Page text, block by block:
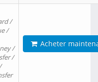
/
/
/
/
Acheter